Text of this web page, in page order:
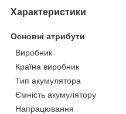
Характеристики
Основні атрибути
Виробник
Країна виробник
Тип акумулятора
Ємність акумулятору
Напрацювання